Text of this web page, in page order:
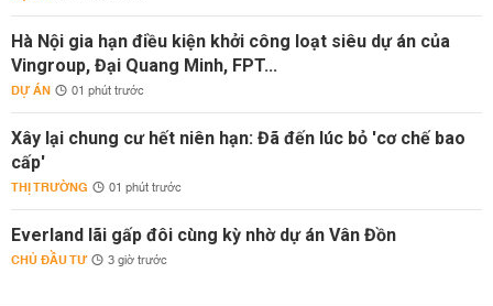
Hà Nội gia hạn điều kiện khởi công loạt siêu dự án của
Vingroup, Đại Quang Minh, FPT...
DỰ ÁN 01 phút trước
Xây lại chung cư hết niên hạn: Đã đến lúc bỏ 'cơ chế bao
cấp'
THỊ TRƯỜNG 01 phút trước
Everland lãi gấp đôi cùng kỳ nhờ dự án Vân Đồn
CHỦ ĐẦU TƯ 3 giờ trước